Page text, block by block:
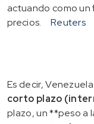
actuando como un
precios.
Reuters
Es decir,
corto plazo
plazo, un **peso a